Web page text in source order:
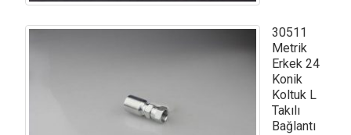
30511
Metrik
Erkek 24
Konik
Koltuk L
Takılı
Bağlantı